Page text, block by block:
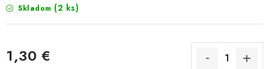
OBCHODNÉ PODMIENKY
Skladom (2 ks)
1,30 €